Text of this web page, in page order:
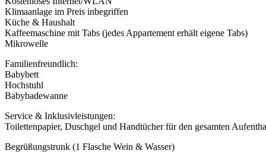
Klimaanlage im Preis inbegriffen
Küche & Haushalt
Kaffeemaschine mit Tabs (jedes Appartement erhält eigene Tabs)
Mikrowelle
Familienfreundlich:
Babybett
Hochstuhl
Babybadewanne
Service & Inklusivleistungen:
Toilettenpapier, Duschgel und Handtücher für den gesamten
Begrüßungstrunk (1 Flasche Wein & Wasser)